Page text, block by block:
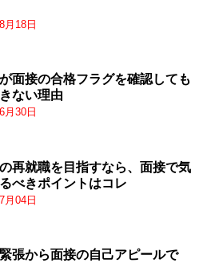
月18日
面接の合格フラグを確認しても
ない理由
月30日
再就職を目指すなら、面接で気
べきポイントはコレ
月04日
張から面接の自己アピールで